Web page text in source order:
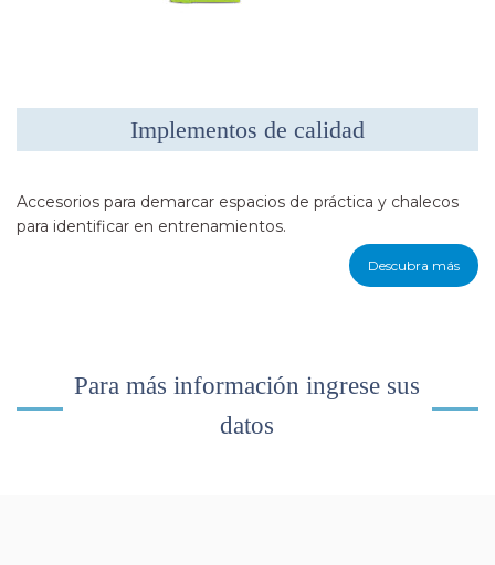
Implementos de calidad
Accesorios para demarcar espacios de práctica y chalecos
para identificar en entrenamientos.
Descubra más
Para más información ingrese sus
datos